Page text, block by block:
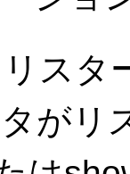
スタ
がリ